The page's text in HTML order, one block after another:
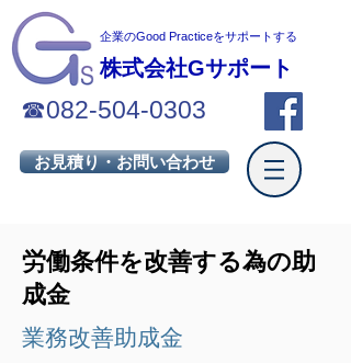
企業のGood Practiceをサポートする
株式会社Gサポート
☎082-504-0303
お見積り・お問い合わせ
労働条件を改善する為の助
成金
業務改善助成金